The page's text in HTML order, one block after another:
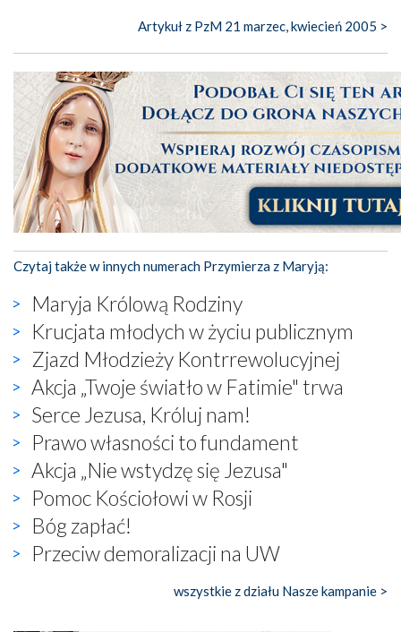
Artykuł z PzM 21 marzec, kwiecień 2005 >
Czytaj także w innych numerach Przymierza z Maryją:
Maryja Królową Rodziny
Krucjata młodych w życiu publicznym
Zjazd Młodzieży Kontrrewolucyjnej
Akcja „Twoje światło w Fatimie" trwa
Serce Jezusa, Króluj nam!
Prawo własności to fundament
Akcja „Nie wstydzę się Jezusa"
Pomoc Kościołowi w Rosji
Bóg zapłać!
Przeciw demoralizacji na UW
wszystkie z działu Nasze kampanie >